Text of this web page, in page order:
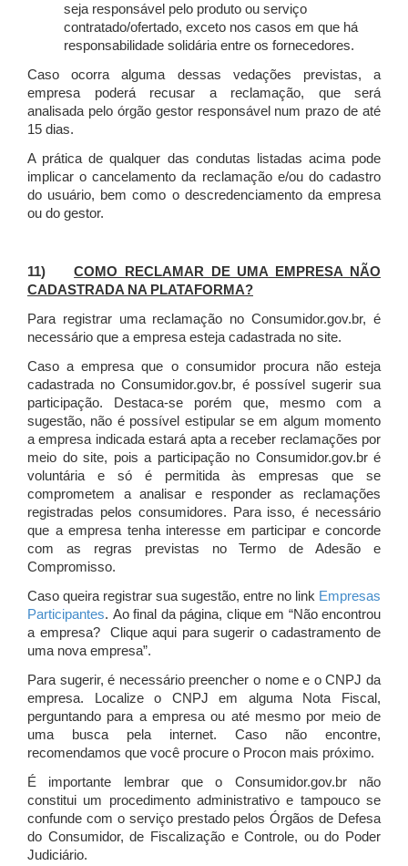
seja responsável pelo produto ou serviço
contratado/ofertado, exceto nos casos em que há
responsabilidade solidária entre os fornecedores.
Caso ocorra alguma dessas vedações previstas, a
empresa poderá recusar a reclamação, que será
analisada pelo órgão gestor responsável num prazo de até
15 dias.
A prática de qualquer das condutas listadas acima pode
implicar o cancelamento da reclamação e/ou do cadastro
do usuário, bem como o descredenciamento da empresa
ou do gestor.
11)COMO RECLAMAR DE UMA EMPRESA NÃO
CADASTRADA NA PLATAFORMA?
Para registrar uma reclamação no Consumidor.gov.br, é
necessário que a empresa esteja cadastrada no site.
Caso a empresa que o consumidor procura não esteja
cadastrada no Consumidor.gov.br, é possível sugerir sua
participação. Destaca-se porém que, mesmo com a
sugestão, não é possível estipular se em algum momento
a empresa indicada estará apta a receber reclamações por
meio do site, pois a participação no Consumidor.gov.br é
voluntária e só é permitida às empresas que se
comprometem a analisar e responder as reclamações
registradas pelos consumidores. Para isso, é necessário
que a empresa tenha interesse em participar e concorde
com as regras previstas no Termo de Adesão e
Compromisso.
Caso queira registrar sua sugestão, entre no link Empresas
Participantes. Ao final da página, clique em “Não encontrou
a empresa? Clique aqui para sugerir o cadastramento de
uma nova empresa”.
Para sugerir, é necessário preencher o nome e o CNPJ da
empresa. Localize o CNPJ em alguma Nota Fiscal,
perguntando para a empresa ou até mesmo por meio de
uma busca pela internet. Caso não encontre,
recomendamos que você procure o Procon mais próximo.
É importante lembrar que o Consumidor.gov.br não
constitui um procedimento administrativo e tampouco se
confunde com o serviço prestado pelos Órgãos de Defesa
do Consumidor, de Fiscalização e Controle, ou do Poder
Judiciário.